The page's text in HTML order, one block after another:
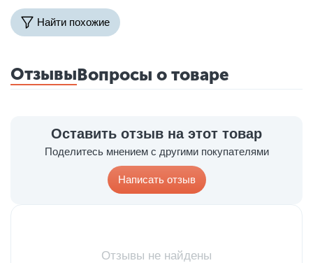
Найти похожие
ОтзывыВопросы о товаре
Оставить отзыв на этот товар
Поделитесь мнением с другими покупателями
Написать отзыв
Отзывы не найдены